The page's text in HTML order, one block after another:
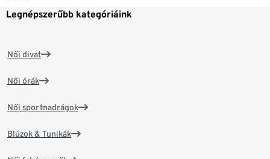
Legnépszerűbb kategóriáink
Női divat
Női órák
Női sportnadrágok
Blúzok & Tunikák